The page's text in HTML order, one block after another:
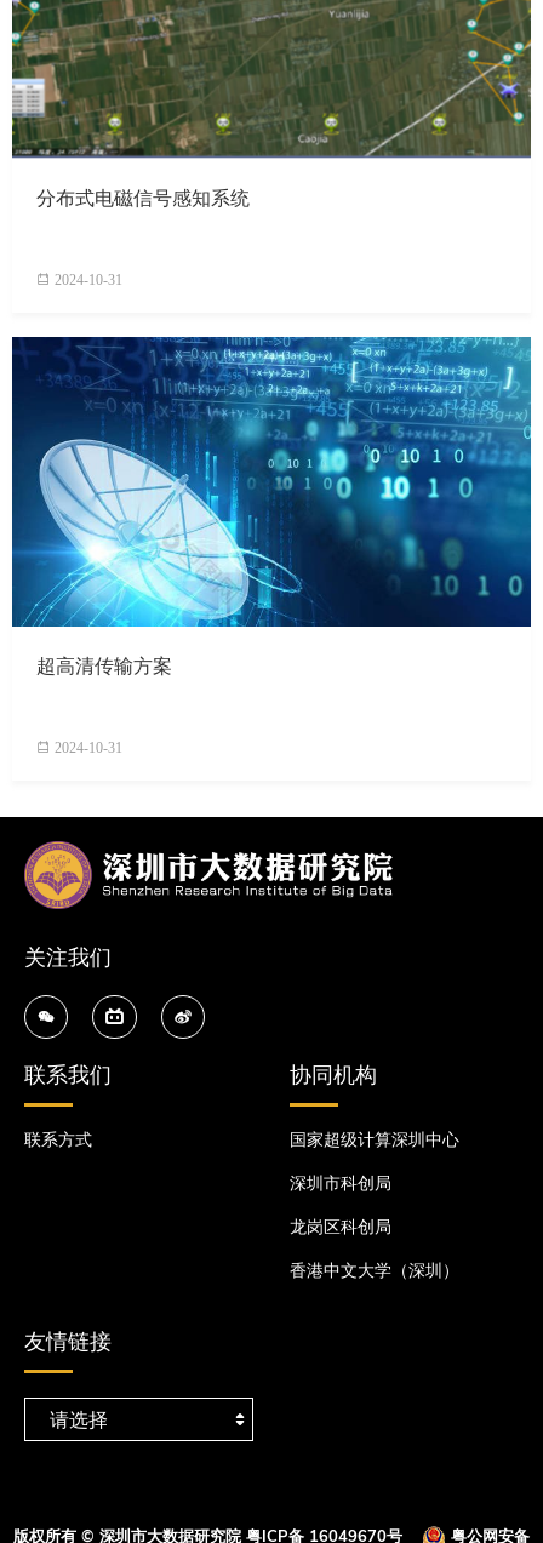
分布式电磁信号感知系统
2024-10-31
超高清传输方案
2024-10-31
关注我们
联系我们
联系方式
协同机构
国家超级计算深圳中心
深圳市科创局
龙岗区科创局
香港中文大学（深圳）
友情链接
版权所有 © 深圳市大数据研究院 粤ICP备 16049670号 粤公网安备